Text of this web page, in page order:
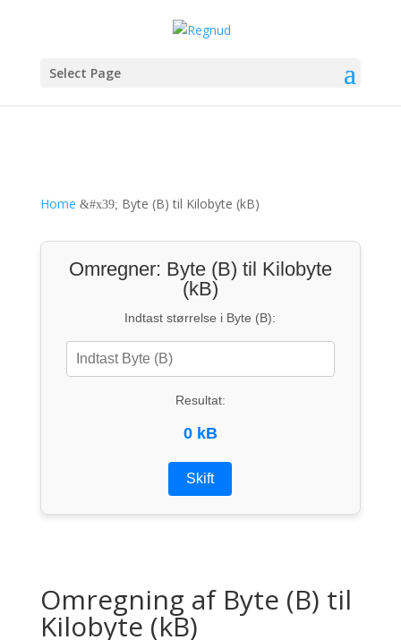
Select Page
Home &#x39; Byte (B) til Kilobyte (kB)
Omregner: Byte (B) til Kilobyte
(kB)
Indtast størrelse i Byte (B):
Resultat:
0 kB
Skift
Omregning af Byte (B) til
Kilobyte (kB)